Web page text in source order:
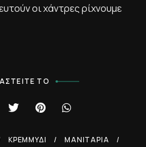
οι χάντρες ρίχνουμε
ΤΟ
ΚΡΕΜΜΎΔΙ
ΜΑΝΙΤΆΡΙΑ